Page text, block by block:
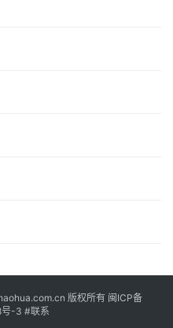
版权所有 闽ICP备
-3 #联系